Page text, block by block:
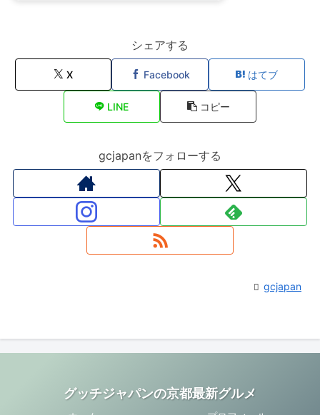
シェアする
X Facebook はてブ
LINE コピー
gcjapanをフォローする
gcjapan
グッチジャパンの京都最新グルメ